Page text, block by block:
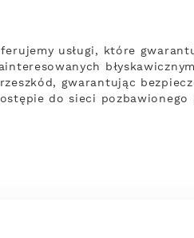
usługi, które
gwarantując
do sieci